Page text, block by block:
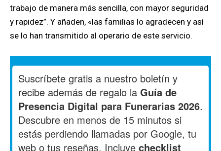
trabajo de manera más sencilla, con mayor seguridad
y rapidez”. Y añaden, «las familias lo agradecen y así
se lo han transmitido al operario de este servicio.